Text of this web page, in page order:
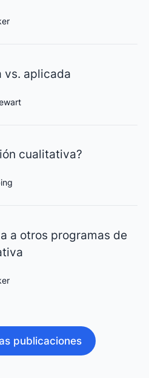
publicaciones
vs. aplicada
cualitativa?
a otros programas de